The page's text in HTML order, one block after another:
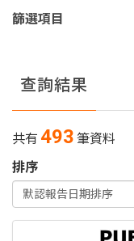
篩選項目
查詢結果
共有 493 筆資料
排序